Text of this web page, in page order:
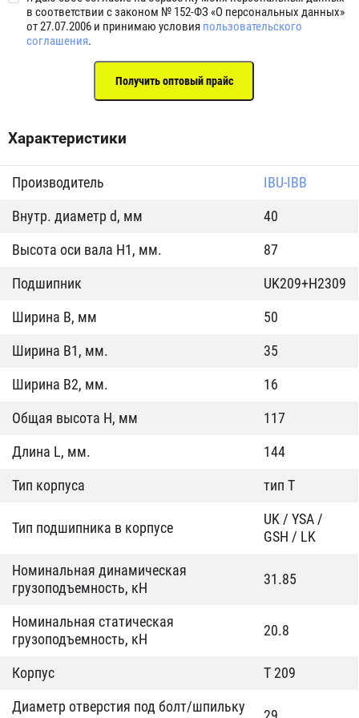
в соответствии с законом № 152-ФЗ «О персональных данных»
от 27.07.2006 и принимаю условия пользовательского
соглашения.
Характеристики
Производитель
IBU-IBB
Внутр. диаметр d, мм
40
Высота оси вала H1, мм.
87
Подшипник
UK209+H2309
Ширина B, мм
50
Ширина B1, мм.
35
Ширина B2, мм.
16
Общая высота H, мм
117
Длина L, мм.
144
Тип корпуса
тип T
Тип подшипника в корпусе
UK / YSA /
GSH / LK
Номинальная динамическая
грузоподъемность, кН
31.85
Номинальная статическая
грузоподъемность, кН
20.8
Корпус
T 209
Диаметр отверстия под болт/шпильку